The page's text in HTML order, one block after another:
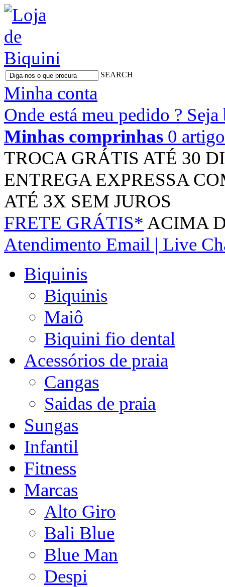
SEARCH
Minha conta
Onde está meu pedido ?
Minhas comprinhas 0
TROCA GRÁTIS ATÉ 30
ENTREGA EXPRESSA
ATÉ 3X SEM JUROS
FRETE GRÁTIS* ACIMA
Atendimento Email | Live
Biquinis
Biquinis
Maiô
Biquini fio dental
Acessórios de praia
Cangas
Saidas de praia
Sungas
Infantil
Fitness
Marcas
Alto Giro
Bali Blue
Blue Man
Despi